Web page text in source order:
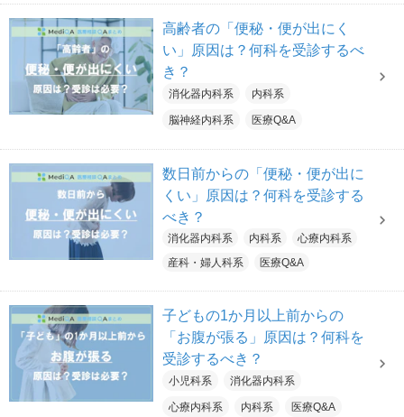
高齢者の「便秘・便が出にく
い」原因は？何科を受診するべ
き？
消化器内科系 内科系
脳神経内科系 医療Q&A
数日前からの「便秘・便が出に
くい」原因は？何科を受診する
べき？
消化器内科系 内科系
心療内科系
産科・婦人科系
医療Q&A
子どもの1か月以上前からの
「お腹が張る」原因は？何科を
受診するべき？
小児科系 消化器内科系
心療内科系 内科系 医療Q&A